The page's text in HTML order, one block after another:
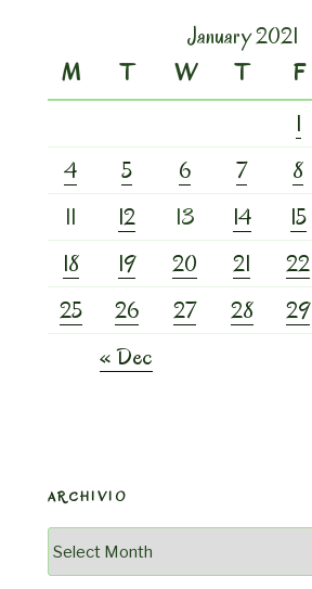
January 2021
M
T W T F
1
4
5 6 7 8
11
12 13 14 15
18
19 20 21 22
25
26 27 28 29
« Dec
ARCHIVIO
Archivio